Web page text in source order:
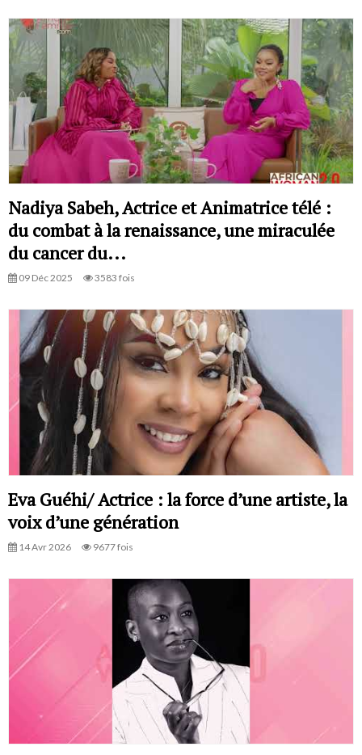
Nadiya Sabeh, Actrice et Animatrice télé :
du combat à la renaissance, une miraculée
du cancer du...
09 Déc 2025 3583 fois
Eva Guéhi/ Actrice : la force d’une artiste, la
voix d’une génération
14 Avr 2026 9677 fois